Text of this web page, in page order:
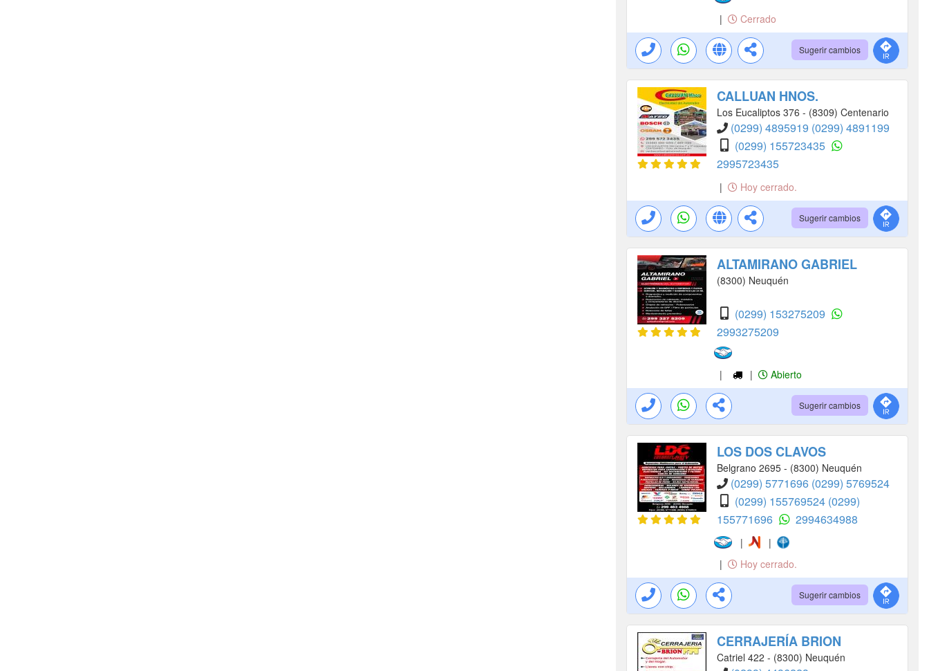
| Cerrado
Sugerir cambios
CALLUAN HNOS.
Los Eucaliptos 376 - (8309) Centenario
(0299) 4895919 (0299) 4891199
(0299) 155723435
2995723435
| Hoy cerrado.
Sugerir cambios
ALTAMIRANO GABRIEL
(8300) Neuquén
(0299) 153275209
2993275209
| | Abierto
Sugerir cambios
LOS DOS CLAVOS
Belgrano 2695 - (8300) Neuquén
(0299) 5771696 (0299) 5769524
(0299) 155769524 (0299)
155771696
2994634988
|
|
|
Hoy cerrado.
Sugerir cambios
CERRAJERÍA BRION
Catriel 422 - (8300) Neuquén